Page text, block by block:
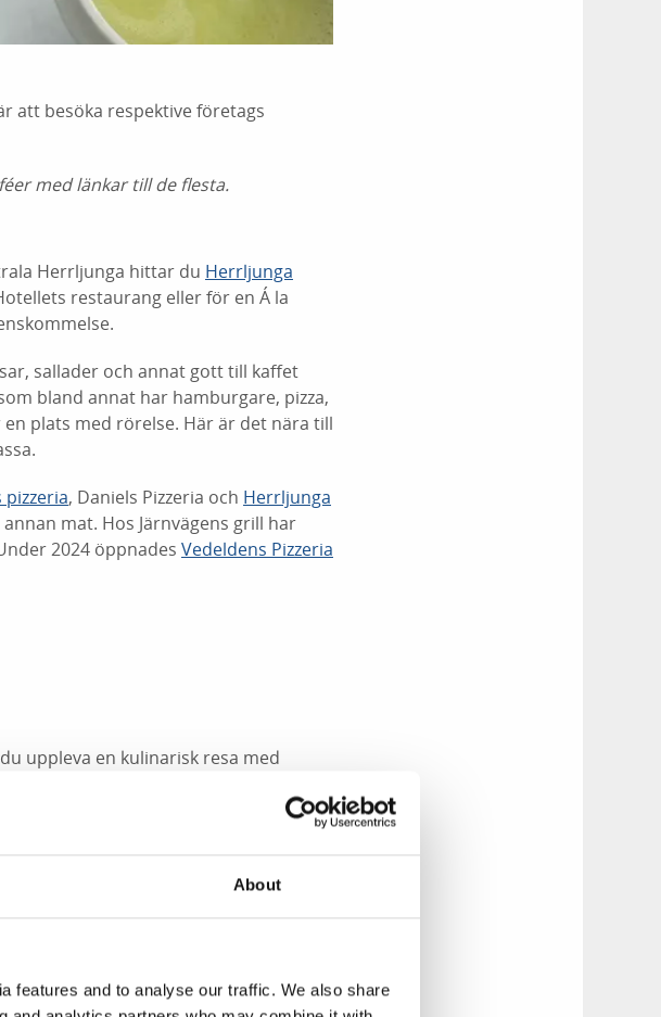
About
features and to analyse our traffic. We also share
att besöka respektive företags
med länkar till de flesta.
Herrljunga hittar du Herrljunga
restaurang eller för en Á la
sallader och annat gott till kaffet
bland annat har hamburgare, pizza,
plats med rörelse. Här är det nära till
pizzeria, Daniels Pizzeria och Herrljunga
mat. Hos Järnvägens grill har
2024 öppnades Vedeldens Pizzeria
uppleva en kulinarisk resa med
och här erbjuds möjlighet att äta i
gott fika. Här kan du köpa hembakat